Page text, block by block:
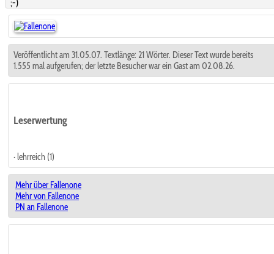
;-)
Veröffentlicht am 31.05.07. Textlänge: 21 Wörter. Dieser Text wurde bereits
1.555 mal aufgerufen; der letzte Besucher war ein Gast am 02.08.26.
Leserwertung
· lehrreich (1)
Mehr über Fallenone
Mehr von Fallenone
PN an Fallenone